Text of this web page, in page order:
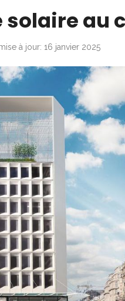
solaire au
à jour: 16 janvier 2025